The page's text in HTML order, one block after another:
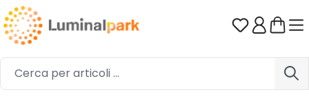
Passa al contenuto principale Hai 0